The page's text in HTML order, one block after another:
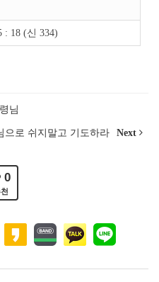
: 18 (신 334)
님
으로 쉬지말고 기도하라 Next
0